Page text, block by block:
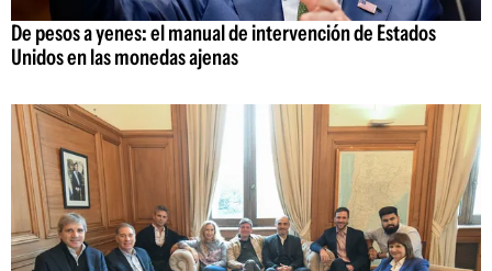
De pesos a yenes: el manual de intervención de Estados
Unidos en las monedas ajenas